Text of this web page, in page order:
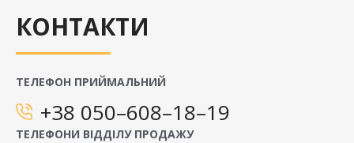
КОНТАКТИ
ТЕЛЕФОН ПРИЙМАЛЬНИЙ
+38 050–608–18–19
ТЕЛЕФОНИ ВІДДІЛУ ПРОДАЖУ